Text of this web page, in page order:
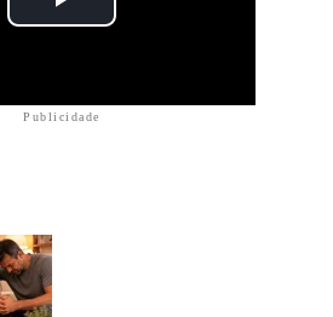
Publicidade